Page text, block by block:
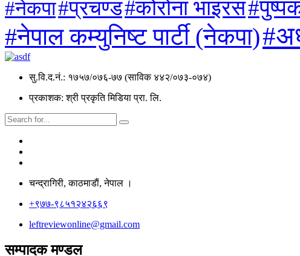
#नेकपा#प्रचण्ड#कोरोना भाइरस
#नेपाल कम्युनिष्ट पार्टी (नेकपा)
सु.वि.द.नं.: १७५७/०७६-७७ (साविक ४४२/०७३-०७४)
प्रकाशक: श्री प्रकृति मिडिया प्रा. लि.
चन्द्रागिरी, काठमाडाैं, नेपाल ।
+९७७-९८५१२४२६६९
leftreviewonline@gmail.com
सम्पादक मण्डल